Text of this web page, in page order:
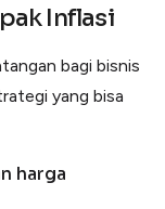
Inflasi
bagi bisnis
yang bisa
harga